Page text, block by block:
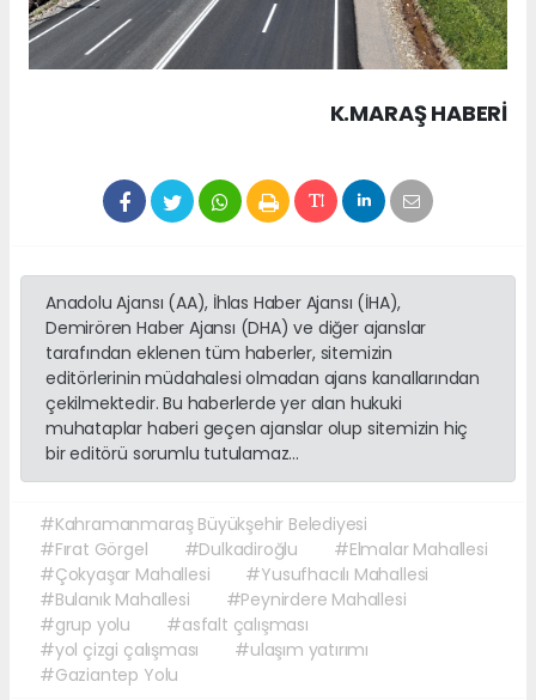
K.MARAŞ HABERİ
Anadolu Ajansı (AA), İhlas Haber Ajansı (İHA),
Demirören Haber Ajansı (DHA) ve diğer ajanslar
tarafından eklenen tüm haberler, sitemizin
editörlerinin müdahalesi olmadan ajans kanallarından
çekilmektedir. Bu haberlerde yer alan hukuki
muhataplar haberi geçen ajanslar olup sitemizin hiç
bir editörü sorumlu tutulamaz...
#Kahramanmaraş Büyükşehir Belediyesi
#Fırat Görgel
#Dulkadiroğlu
#Elmalar Mahallesi
#Çokyaşar Mahallesi
#Yusufhacılı Mahallesi
#Bulanık Mahallesi
#Peynirdere Mahallesi
#grup yolu
#asfalt çalışması
#yol çizgi çalışması
#ulaşım yatırımı
#Gaziantep Yolu